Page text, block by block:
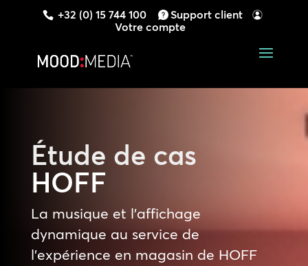
+32 (0) 15 744 100
Support client
Votre compte
Étude de cas
HOFF
La musique et l’affichage
dynamique au service de
l’expérience en magasin de HOFF